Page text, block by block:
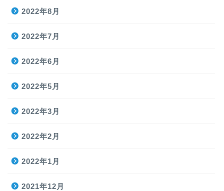
2022年8月
2022年7月
2022年6月
2022年5月
2022年3月
2022年2月
2022年1月
2021年12月